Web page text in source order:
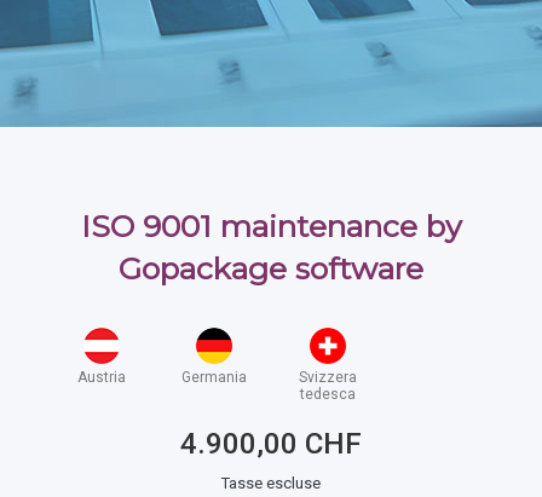
ISO 9001 maintenance by
Gopackage software
Austria Germania
Svizzera
tedesca
4.900,00 CHF
Tasse escluse